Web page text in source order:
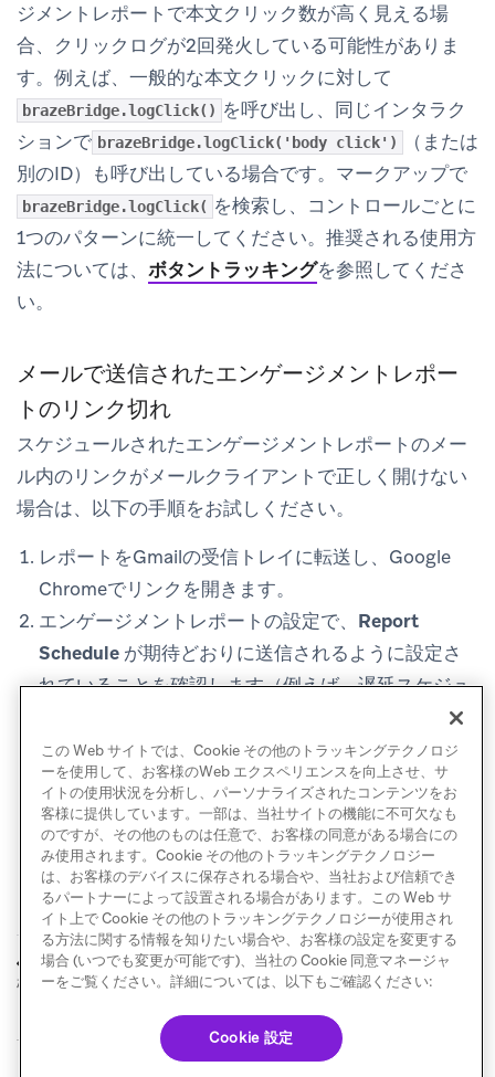
ジメントレポートで本文クリック数が高く見える場
合、クリックログが2回発火している可能性がありま
す。例えば、一般的な本文クリックに対して
brazeBridge.logClick() を呼び出し、同じインタラク
ションで brazeBridge.logClick('body click')
（または
別のID）も呼び出している場合です。マークアップで
brazeBridge.logClick( を検索し、コントロールごとに
1つのパターンに統一してください。推奨される使用方
法については、 ボタントラッキングを参照してくださ
い。
メールで送信されたエンゲージメントレポー
トのリンク切れ
スケジュールされたエンゲージメントレポートのメー
ル内のリンクがメールクライアントで正しく開けない
場合は、以下の手順をお試しください。
レポートをGmailの受信トレイに転送し、Google
Chromeでリンクを開きます。
エンゲージメントレポートの設定で、 Report
Schedule が期待どおりに送信されるように設定さ
れていることを確認します（例えば、遅延スケジュ
ールではなく、レポート生成直後に送信されるよう
にする）。
前へ セグメントごとの指
標
次へ
カスタムイベントレ
ポート
© Braze. All Rights Reserved Privacy Policy
この Web サイトでは、Cookie その他のトラッキングテクノロジ
ーを使用して、お客様のWeb エクスペリエンスを向上させ、サ
イトの使用状況を分析し、パーソナライズされたコンテンツをお
客様に提供しています。一部は、当社サイトの機能に不可欠なも
のですが、その他のものは任意で、お客様の同意がある場合にの
み使用されます。Cookie その他のトラッキングテクノロジー
は、お客様のデバイスに保存される場合や、当社および信頼でき
るパートナーによって設置される場合があります。この Web サ
イト上で Cookie その他のトラッキングテクノロジーが使用され
る方法に関する情報を知りたい場合や、お客様の設定を変更する
場合 (いつでも変更が可能です)、当社の Cookie 同意マネージャ
ーをご覧ください。詳細については、以下もご確認ください:
Cookie 設定